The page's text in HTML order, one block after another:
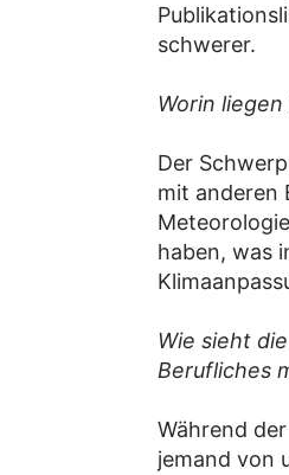
schwerer.
Worin
Der
mit anderen
haben, was
Wie sieht
Berufliches
Während
jemand von